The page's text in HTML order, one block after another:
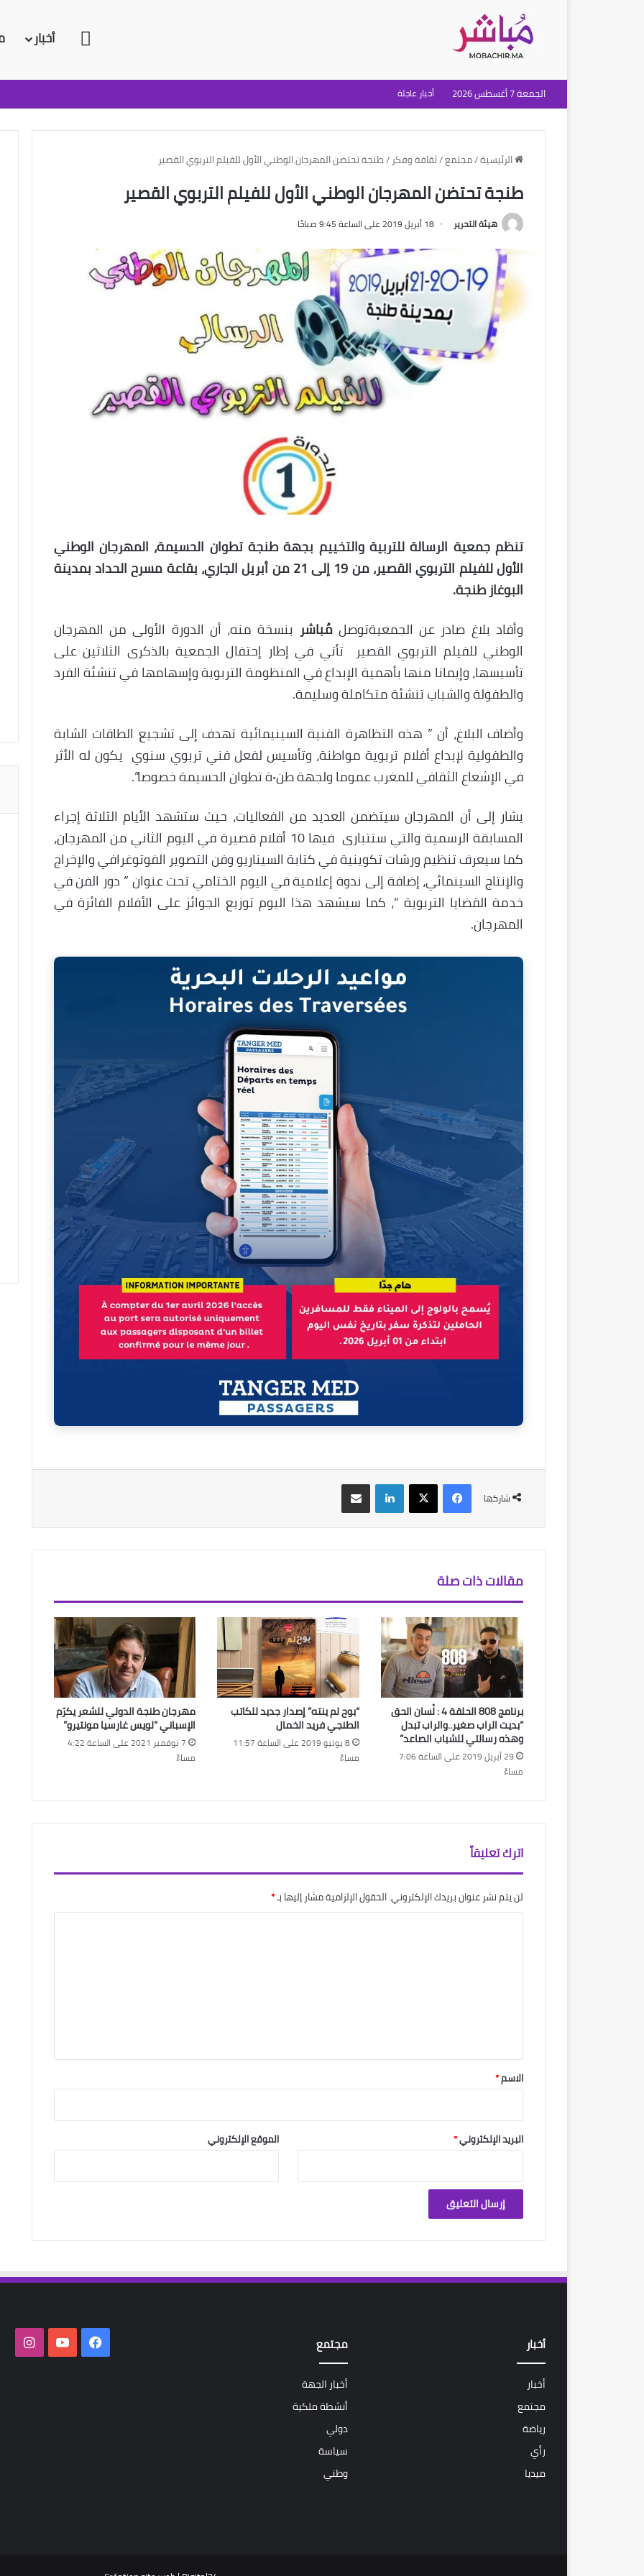
الرئيسية
أخبار
الجمعة 7 أغسطس 2026 أخبار عاجلة
الرئيسية/مجتمع/ثقافة وفكر /طنجة تحتضن المهرجان الوطني الأول للفيلم التربوي القصير
طنجة تحتضن المهرجان الوطني الأول للفيلم التربوي القصير
هيئة التحرير 18 أبريل 2019 على الساعة 9:45 صباحًا
تنظم جمعية الرسالة للتربية والتخييم بجهة طنجة تطوان الحسيمة، المهرجان الوطني
الأول للفيلم التربوي القصير، من 19 إلى 21 من أبريل الجاري، بقاعة مسرح الحداد بمدينة
البوغاز طنجة.
وأفاد بلاغ صادر عن الجمعيةتوصلمُباشر بنسخة منه، أن الدورة الأولى من المهرجان
الوطني للفيلم التربوي القصير تأتي في إطار إحتفال الجمعية بالذكرى الثلاثين على
تأسيسها، وإيمانا منها بأهمية الإبداع في المنظومة التربوية وإسهامها في تنشئة الفرد
والطفولة والشباب تنشئة متكاملة وسليمة.
وأضاف البلاغ، أن ” هذه التظاهرة الفنية السينيمائية تهدف إلى تشجيع الطاقات الشابة
والطفولية لإبداع أفلام تربوية مواطنة، وتأسيس لفعل فني تربوي سنوي يكون له الأثر
في الإشعاع الثقافي للمغرب عموما ولجهة طن٠ة تطوان الحسيمة خصوصا”.
يشار إلى أن المهرجان سيتضمن العديد من الفعاليات، حيث ستشهد الأيام الثلاثة إجراء
المسابقة الرسمية والتي ستتبارى فيها 10 أفلام قصيرة في اليوم الثاني من المهرجان،
كما سيعرف تنظيم ورشات تكوينية في كتابة السيناريو وفن التصوير الفوتوغرافي والإخراج
والإنتاج السينمائي، إضافة إلى ندوة إعلامية في اليوم الختامي تحت عنوان ” دور الفن في
خدمة القضايا التربوية “، كما سيشهد هذا اليوم توزيع الجوائز على الأفلام الفائزة في
المهرجان.
شاركها
فيسبوك‫X لينكدإن مشاركة عبر البريد
مقالات ذات صلة
برنامج 808 الحلقة 4 : لْسان الحق
“بديت الراب صغير..والراب تبدل
وهذه رسالتي للشباب الصاعد”
29 أبريل 2019 على الساعة 7:06
مساءً
“بوح لم ينته” إصدار جديد للكاتب
الطنجي فريد الخمال
8 يونيو 2019 على الساعة 11:57
مساءً
مهرجان طنجة الدولي للشعر يكرّم
الإسباني “لويس غارسيا مونتيرو”
7 نوفمبر 2021 على الساعة 4:22
مساءً
اترك تعليقاً
لن يتم نشر عنوان بريدك الإلكتروني.الحقول الإلزامية مشار إليها بـ*
*
الاسم*
البريد الإلكتروني* الموقع الإلكتروني
أخبار
أخبار
مجتمع
رياضة
رأي
ميديا
مجتمع
أخبار الجهة
أنشطة ملكية
دولي
سياسة
وطني
فيسبوك‫YouTube